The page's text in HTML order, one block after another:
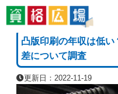
資格広場≫ 資格・職業のコラム
[PR]
凸版印刷の年収は低
差について調査
更新日：2022-11-19